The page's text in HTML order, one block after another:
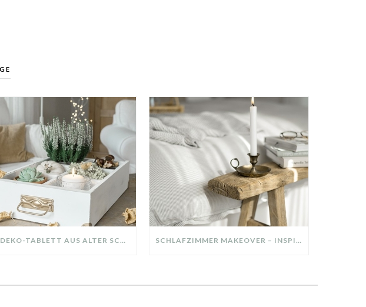
DIY-DEKO-TABLETT AUS ALTER SCHUBLADE – NACHHALTIGE HERBSTDEKO SELBER MACHEN! SCHLAFZIMMER MAKEOVER – INSPIRATION FÜR DEIN SCHLAFZIMMER: AUS ALT MACH NEU – HELL, GEMÜTLICH UND EINLADEND